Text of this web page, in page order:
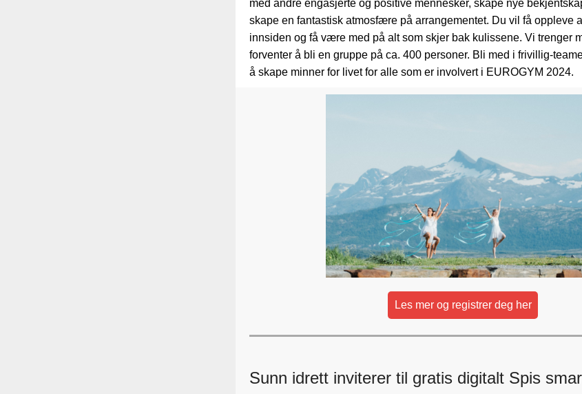
med andre engasjerte og positive mennesker, skape nye
skape en fantastisk atmosfære på arrangementet. Du vil få oppleve
innsiden og få være med på alt som skjer bak kulissene. Vi trenger
forventer å bli en gruppe på ca. 400 personer. Bli med i frivillig-
å skape minner for livet for alle som er involvert i EUROGYM 2024.
Les mer og registrer deg her
Sunn idrett inviterer til gratis digitalt Spis